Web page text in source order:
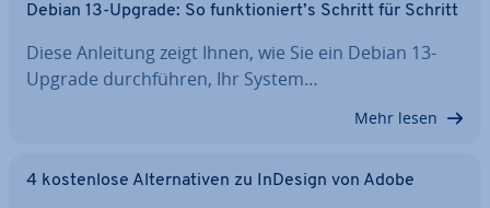
Debian 13-Upgrade: So funk­tio­niert’s Schritt für Schritt
Diese Anleitung zeigt Ihnen, wie Sie ein Debian 13-
Upgrade durch­füh­ren, Ihr System…
Mehr lesen
4 kos­ten­lo­se Al­ter­na­ti­ven zu InDesign von Adobe